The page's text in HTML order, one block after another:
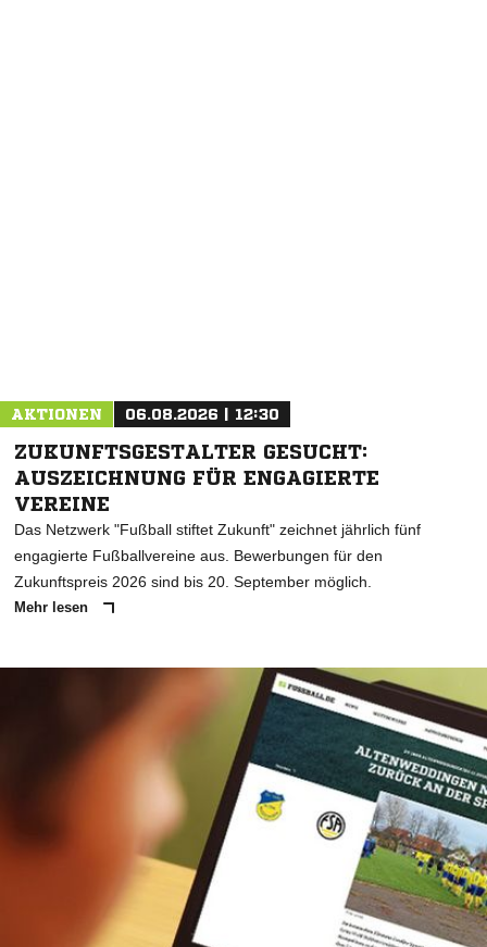
AKTIONEN 06.08.2026 | 12:30
ZUKUNFTSGESTALTER GESUCHT:
AUSZEICHNUNG FÜR ENGAGIERTE
VEREINE
Das Netzwerk "Fußball stiftet Zukunft" zeichnet jährlich fünf
engagierte Fußballvereine aus. Bewerbungen für den
Zukunftspreis 2026 sind bis 20. September möglich.
Mehr lesen